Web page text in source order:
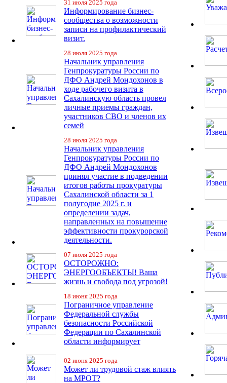
31 июля 2025 года
Информирование бизнес-
сообщества о возможности
записи на профилактический
визит.
28 июля 2025 года
Начальник управления
Генпрокуратуры России по
ДФО Андрей Мондохонов в
ходе рабочего визита в
Сахалинскую область провел
личные приемы граждан,
участников СВО и членов их
семей
28 июля 2025 года
Начальник управления
Генпрокуратуры России по
ДФО Андрей Мондохонов
принял участие в подведении
итогов работы прокуратуры
Сахалинской области за 1
полугодие 2025 г. и
определении задач,
направленных на повышение
эффективности прокурорской
деятельности.
07 июля 2025 года
ОСТОРОЖНО:
ЭНЕРГООБЪЕКТЫ! Ваша
жизнь и свобода под угрозой!
18 июня 2025 года
Пограничное управление
Федеральной службы
безопасности Российской
Федерации по Сахалинской
области информирует
02 июня 2025 года
Может ли трудовой стаж влиять
на МРОТ?